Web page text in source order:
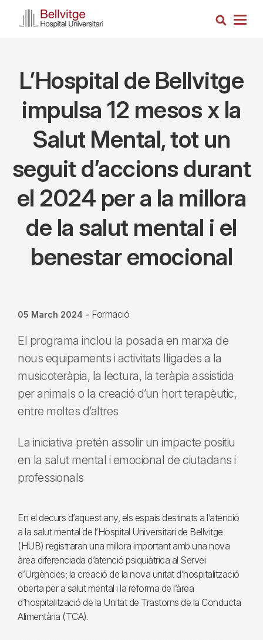
Search
L’Hospital de Bellvitge
impulsa 12 mesos x la
Salut Mental, tot un
seguit d’accions durant
el 2024 per a la millora
de la salut mental i el
benestar emocional
05 March 2024 - Formació
El programa inclou la posada en marxa de
nous equipaments i activitats lligades a la
musicoteràpia, la lectura, la teràpia assistida
per animals o la creació d’un hort terapèutic,
entre moltes d’altres
La iniciativa pretén assolir un impacte positiu
en la salut mental i emocional de ciutadans i
professionals
En el decurs d’aquest any, els espais destinats a l’atenció
a la salut mental de l’Hospital Universitari de Bellvitge
(HUB) registraran una millora important amb una nova
àrea diferenciada d’atenció psiquiàtrica al Servei
d’Urgències; la creació de la nova unitat d’hospitalització
oberta per a salut mental i la reforma de l’àrea
d’hospitalització de la Unitat de Trastorns de la Conducta
Alimentària (TCA).